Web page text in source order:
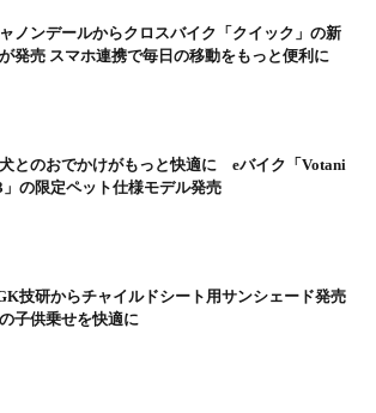
イト）
ノンデールからクロスバイク「クイック」の新
発売 スマホ連携で毎日の移動をもっと便利に
とのおでかけがもっと快適に eバイク「Votani
」の限定ペット仕様モデル発売
技研からチャイルドシート用サンシェード発売
子供乗せを快適に